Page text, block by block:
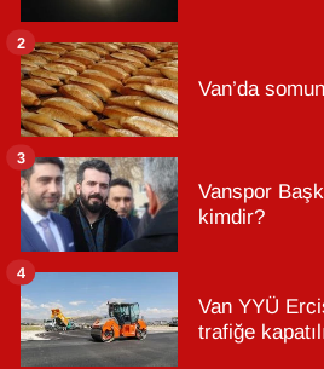
Van’da
2
Vanspor
kimdir?
3
Van YYÜ
trafiğe
4